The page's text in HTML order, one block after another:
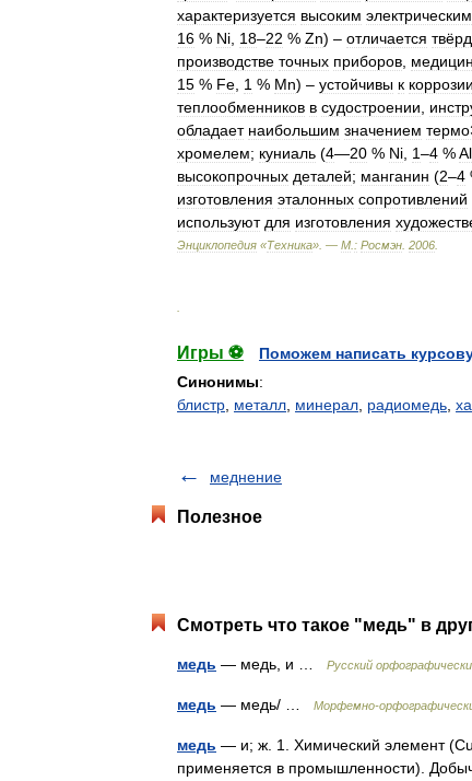
характеризуется высоким электрическим
16 % Ni 18–22 % Zn) – отличается
производстве точных приборов
15 % Fe 1 % Mn) – устойчивы к коррозии
теплообменников в судостроении
обладает наибольшим значением
хромелем; куниаль (4—20 % Ni 1–4 %Al
высокопрочных деталей; манганин (2–4
изготовления эталонных сопротивлений
используют для изготовления
Энциклопедия «Техника». — М : Росмэн 2006
Игры ⚽
Поможем написать
Синонимы:
блистр металл минерал радиомедь
меднение
Полезное
Смотреть что такое "медь" в
медь — медь, и … Русский
медь — медь/ … Морфемно-
медь — и; ж. 1. Химический элемент
применяется в промышленности).